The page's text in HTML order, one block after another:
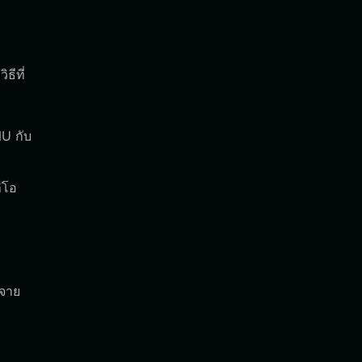
ธีที่
กับ
อ
าย